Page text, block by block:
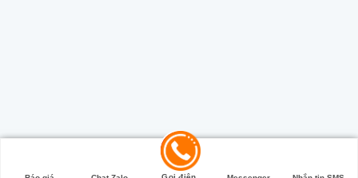
Copyright 2026 ©Camera Ngọc Diệp